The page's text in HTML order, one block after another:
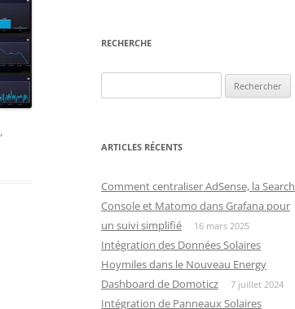
,
RECHERCHE
ARTICLES RÉCENTS
Comment centraliser AdSense, la Search
Console et Matomo dans Grafana pour
un suivi simplifié
16 mars 2025
Intégration des Données Solaires
Hoymiles dans le Nouveau Energy
Dashboard de Domoticz
7 juillet 2024
Intégration de Panneaux Solaires